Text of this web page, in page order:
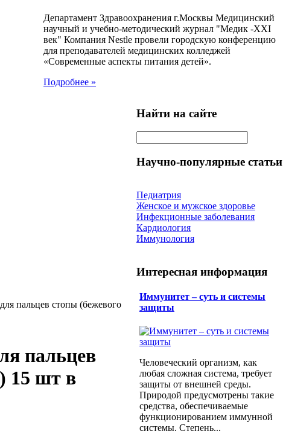
Департамент Здравоохранения г.Москвы Медицинский
научный и учебно-методический журнал "Медик -ХХI
век" Компания Nestle провели городскую конференцию
для преподавателей медицинских колледжей
«Современные аспекты питания детей».
Подробнее »
пальцев стопы (бежевого
пальцев
15 шт в
Найти на сайте
Научно-популярные статьи
Педиатрия
Женское и мужское здоровье
Инфекционные заболевания
Кардиология
Иммунология
Интересная информация
Иммунитет – суть и системы
защиты
Человеческий организм, как
любая сложная система, требует
защиты от внешней среды.
Природой предусмотрены такие
средства, обеспечиваемые
функционированием иммунной
системы. Степень...